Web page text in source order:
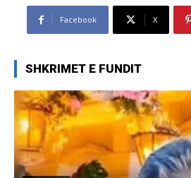
Facebook X
SHKRIMET E FUNDIT